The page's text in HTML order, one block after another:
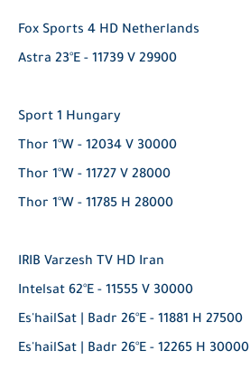
Fox Sports 4 HD Netherlands
Astra 23°E - 11739 V 29900
Sport 1 Hungary
Thor 1°W - 12034 V 30000
Thor 1°W - 11727 V 28000
Thor 1°W - 11785 H 28000
IRIB Varzesh TV HD Iran
Intelsat 62°E - 11555 V 30000
Es'hailSat | Badr 26°E - 11881 H 27500
Es'hailSat | Badr 26°E - 12265 H 30000